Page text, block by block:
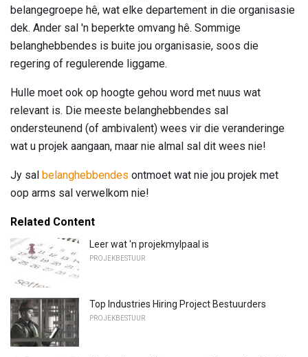
belangegroepe hê, wat elke departement in die organisasie
dek. Ander sal 'n beperkte omvang hê. Sommige
belanghebbendes is buite jou organisasie, soos die
regering of regulerende liggame.
Hulle moet ook op hoogte gehou word met nuus wat
relevant is. Die meeste belanghebbendes sal
ondersteunend (of ambivalent) wees vir die veranderinge
wat u projek aangaan, maar nie almal sal dit wees nie!
Jy sal belanghebbendes ontmoet wat nie jou projek met
oop arms sal verwelkom nie!
Related Content
Leer wat 'n projekmylpaal is
PROJEKBESTUUR
Top Industries Hiring Project Bestuurders
PROJEKBESTUUR